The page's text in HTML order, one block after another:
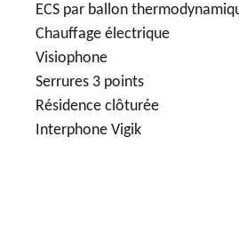
ECS par ballon
Chauffage électrique
Visiophone
Serrures 3 points
Résidence clôturée
Interphone Vigik